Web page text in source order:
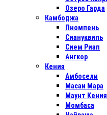
Озеро Гарда
Камбоджа
Пномпень
Сиануквиль
Сием Риап
Ангкор
Кения
Амбосели
Масаи Мара
Маунт Кения
Момбаса